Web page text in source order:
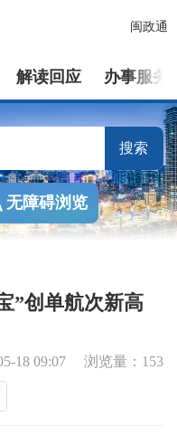
闽政通
解读回应 办事服务
搜索
无障碍浏览
”创单航次新高
18 09:07 浏览量：153